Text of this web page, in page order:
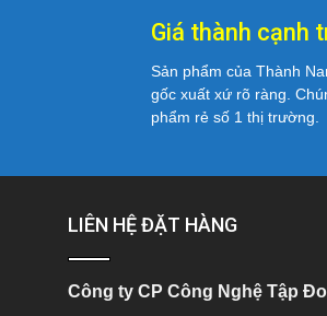
Giá thành cạnh
Sản phẩm của Thành
gốc xuất xứ rõ ràng.
phẩm rẻ số 1 thị trường.
LIÊN HỆ ĐẶT HÀNG
Công ty CP Công Nghệ Tập